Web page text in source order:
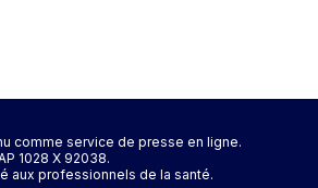
comme service de presse en ligne.
1028 X 92038.
aux professionnels de la santé.